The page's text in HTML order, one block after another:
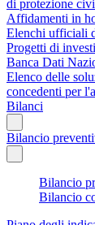
di protezione
Affidamenti in
Elenchi ufficiali
Progetti di
Banca Dati
Elenco delle
concedenti per
Bilanci
Bilancio
Bilancio
Bilancio